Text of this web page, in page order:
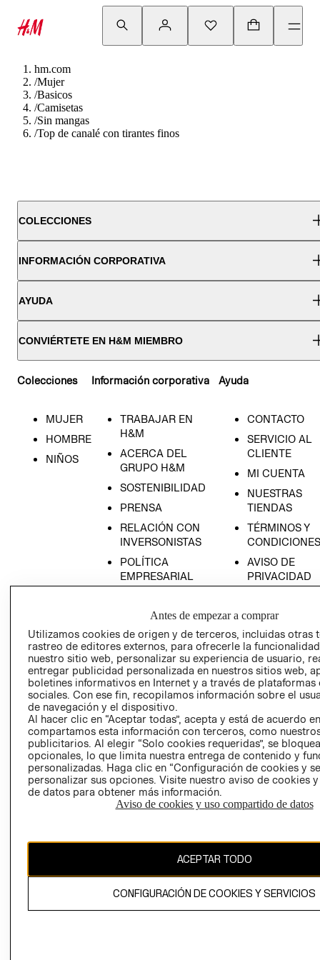
hm.com
/Mujer
/Basicos
/Camisetas
/Sin mangas
/Top de canalé con tirantes finos
COLECCIONES
INFORMACIÓN CORPORATIVA
AYUDA
CONVIÉRTETE EN H&M MIEMBRO
Colecciones
MUJER
HOMBRE
NIÑOS
Información corporativa
TRABAJAR EN
H&M
ACERCA DEL
GRUPO H&M
SOSTENIBILIDAD
PRENSA
RELACIÓN CON
INVERSONISTAS
POLÍTICA
EMPRESARIAL
Ayuda
CONTACTO
SERVICIO AL
CLIENTE
MI CUENTA
NUESTRAS
TIENDAS
TÉRMINOS Y
CONDICIONES
AVISO DE
PRIVACIDAD
AVISO DE
COOKIES
LIBRO DE
Ecuador ($)
CAMBIAR REGIÓN
El contenido de esta página web está protegido por copyright y es
propiedad de H&M Hennes & Mauritz AB.
Antes de empezar a comprar
Utilizamos cookies de origen y de terceros, incluidas otras
rastreo de editores externos, para ofrecerle la
nuestro sitio web, personalizar su experiencia de usuario,
entregar publicidad personalizada en nuestros sitios web,
boletines informativos en Internet y a través de plataformas
sociales. Con ese fin, recopilamos información sobre el
de navegación y el dispositivo.
Al hacer clic en “Aceptar todas”, acepta y está de acuerdo
compartamos esta información con terceros, como
publicitarios. Al elegir “Solo cookies requeridas”, se
opcionales, lo que limita nuestra entrega de contenido y
personalizadas. Haga clic en “Configuración de cookies y
personalizar sus opciones. Visite nuestro aviso de cookies
de datos para obtener más información.
Aviso de cookies y uso compartido de datos
ACEPTAR TODO
CONFIGURACIÓN DE COOKIES Y SERVICIOS